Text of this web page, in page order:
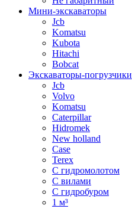
Мини-экскаваторы
Jcb
Komatsu
Kubota
Hitachi
Bobcat
Экскаваторы-погрузчики
Jcb
Volvo
Komatsu
Caterpillar
Hidromek
New holland
Case
Terex
С гидромолотом
С вилами
С гидробуром
1 м³